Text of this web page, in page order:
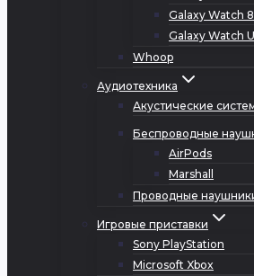
Galaxy Watch
Galaxy Watch
Whoop
Аудиотехника
Акустические
Беспроводные
AirPods
Marshall
Проводные
Игровые приставки
Sony PlayStation
Microsoft Xbox